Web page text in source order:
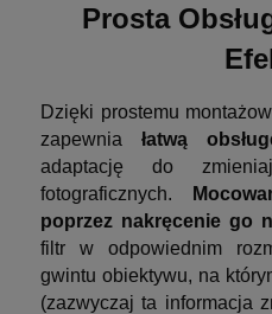
Prosta
Dzięki prostemu
zapewnia łatwą
adaptację do
fotograficznych.
poprzez nakręcenie go
filtr w odpowiednim
gwintu obiektywu, na
(zazwyczaj ta informacja